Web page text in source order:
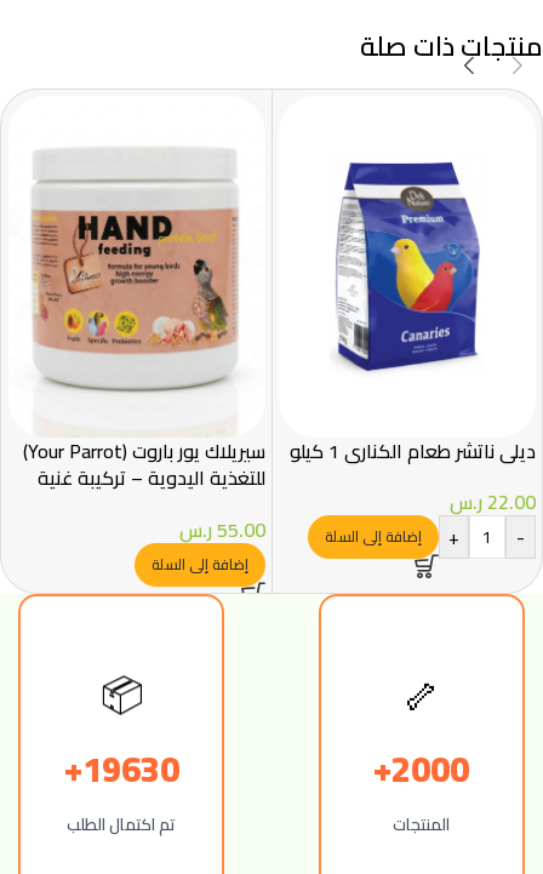
منتجات ذات صلة
ديلي ناتشر طعام الكناري 1 كيلو
22.00ر.س
-
+ إضافة إلى السلة
سيريلاك يور باروت (Your Parrot)
للتغذية اليدوية – تركيبة غنية
55.00ر.س
إضافة إلى السلة
🦴
2000+
المنتجات
📦
19630+
تم اكتمال الطلب